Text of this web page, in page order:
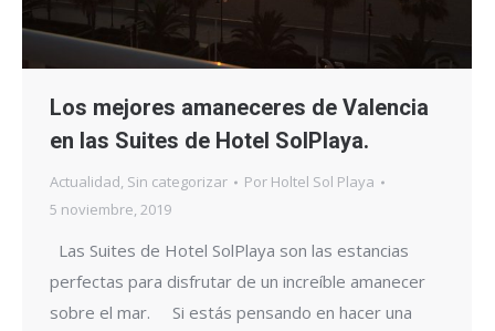
Los mejores amaneceres de Valencia
en las Suites de Hotel SolPlaya.
Actualidad, Sin categorizar Por Holtel Sol Playa
5 noviembre, 2019
Las Suites de Hotel SolPlaya son las estancias
perfectas para disfrutar de un increíble amanecer
sobre el mar. Si estás pensando en hacer una